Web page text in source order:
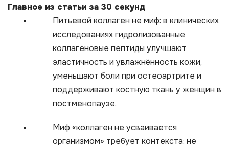
Главное из статьи за 30 секунд
Питьевой коллаген не миф: в клинических
исследованиях гидролизованные
коллагеновые пептиды улучшают
эластичность и увлажнённость кожи,
уменьшают боли при остеоартрите и
поддерживают костную ткань у женщин в
постменопаузе.
Миф «коллаген не усваивается
организмом» требует контекста: не